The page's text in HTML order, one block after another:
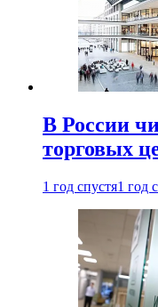
В России
торговых
1 год спустя1 год